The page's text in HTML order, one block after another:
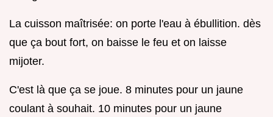
La cuisson maîtrisée: on porte l'eau à ébullition. dès
que ça bout fort, on baisse le feu et on laisse
mijoter.
C'est là que ça se joue. 8 minutes pour un jaune
coulant à souhait. 10 minutes pour un jaune